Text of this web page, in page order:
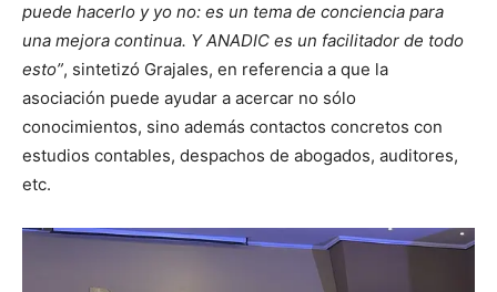
puede hacerlo y yo no: es un tema de conciencia para
una mejora continua. Y ANADIC es un facilitador de todo
esto”, sintetizó Grajales, en referencia a que la
asociación puede ayudar a acercar no sólo
conocimientos, sino además contactos concretos con
estudios contables, despachos de abogados, auditores,
etc.